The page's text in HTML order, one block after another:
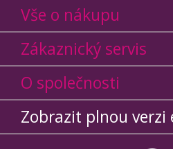
Vše o nákupu
Zákaznický servis
O společnosti
Zobrazit plnou verzi